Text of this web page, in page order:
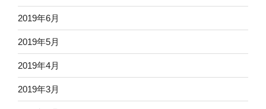
2019年6月
2019年5月
2019年4月
2019年3月